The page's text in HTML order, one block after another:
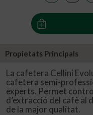
Propietats Principals
La cafetera Cellini
cafetera semi-
experts. Permet
d’extracció del cafè al
de la major qualitat.